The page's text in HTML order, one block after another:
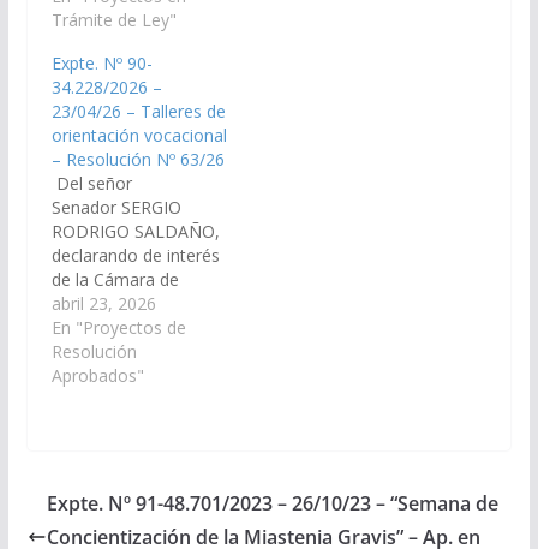
los alumnos que estén
del nivel
secundario. (Expte. Nº
90-34.224/2026, a la
Comisión de
Educación, Cultura,
Ciencia y Tecnología).
Dictamen de Comisión
La Comisión de
EDUCACIÓN,
CULTURA, CIENCIA Y…
Trámite de Ley"
Expte. Nº 90-
34.228/2026 –
23/04/26 – Talleres de
orientación vocacional
– Resolución Nº 63/26
Del señor
Senador SERGIO
RODRIGO SALDAÑO,
declarando de interés
de la Cámara de
Senadores la
realización de los
Talleres de Orientación
Vocacional, destinado
del año 2026, en
Cafayate,
Departamento del
abril 23, 2026
En "Proyectos de
Resolución
Aprobados"
Expte. Nº 91-48.701/2023 – 26/10/23 – “Semana de
Concientización de la Miastenia Gravis” – Ap. en